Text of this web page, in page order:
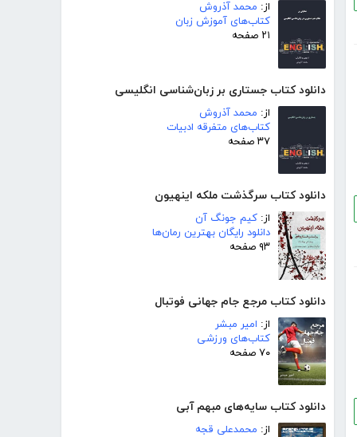
از: محمد آذروش
کتاب‌های آموزش زبان
۲۱ صفحه
دانلود کتاب جستاری بر زبان‌شناسی انگلیسی
از: محمد آذروش
کتاب‌های متفرقه ادبیات
۳۷ صفحه
دانلود کتاب سرگذشت ملکه اینهیون
از: کیم جونگ آن
دانلود رایگان بهترین رمان‌ها
۹۳ صفحه
دانلود کتاب مرجع جام جهانی فوتبال
از: امیر مبشر
کتاب‌های ورزشی
۷۰ صفحه
دانلود کتاب سایه‌های مبهم آبی
از: محمدعلی قجه